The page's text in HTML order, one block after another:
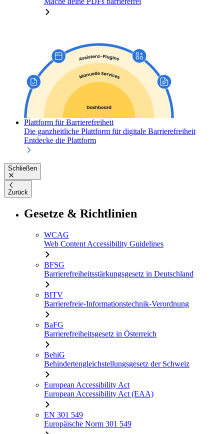
Plattform für Barrierefreiheit
Die ganzheitliche Plattform für digitale Barrierefreiheit
Entdecke die Plattform
Schließen
Zurück
Gesetze & Richtlinien
WCAG
Web Content Accessibility Guidelines
BFSG
Barrierefreiheitsstärkungsgesetz in Deutschland
BITV
Barrierefreie-Informationstechnik-Verordnung
BaFG
Barrierefreiheitsgesetz in Österreich
BehiG
Behindertengleichstellungsgesetz der Schweiz
European Accessibility Act
European Accessibility Act (EAA)
EN 301 549
Europäische Norm 301 549